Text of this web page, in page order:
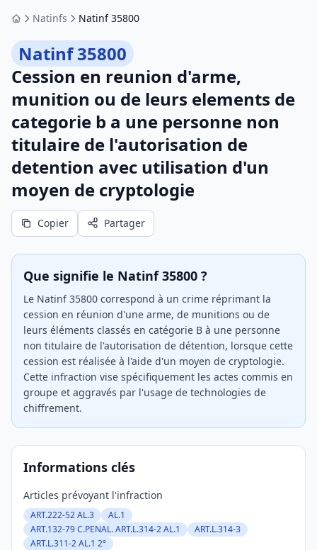
AccueilNatinfs Natinf 35800
Natinf 35800
Cession en reunion d'arme,
munition ou de leurs elements de
categorie b a une personne non
titulaire de l'autorisation de
detention avec utilisation d'un
moyen de cryptologie
Copier Partager
Que signifie le Natinf 35800 ?
Le Natinf 35800 correspond à un crime réprimant la
cession en réunion d'une arme, de munitions ou de
leurs éléments classés en catégorie B à une personne
non titulaire de l'autorisation de détention, lorsque cette
cession est réalisée à l'aide d'un moyen de cryptologie.
Cette infraction vise spécifiquement les actes commis en
groupe et aggravés par l'usage de technologies de
chiffrement.
Informations clés
Articles prévoyant l'infraction
ART.222-52 AL.3
AL.1
ART.132-79 C.PENAL. ART.L.314-2 AL.1
ART.L.314-3
ART.L.311-2 AL.1 2°